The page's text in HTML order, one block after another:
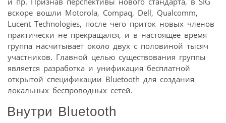
вскоре вошли Motorola, Compaq, Dell, Qualcomm,
Lucent Technologies, после чего приток новых членов
практически не прекращался, и в настоящее время
группа насчитывает около двух с половиной тысяч
участников. Главной целью существования группы
является разработка и унификация бесплатной
открытой спецификации Bluetooth для создания
локальных беспроводных сетей.
Внутри Bluetooth